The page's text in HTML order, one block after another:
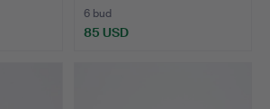
6 bud
85 USD